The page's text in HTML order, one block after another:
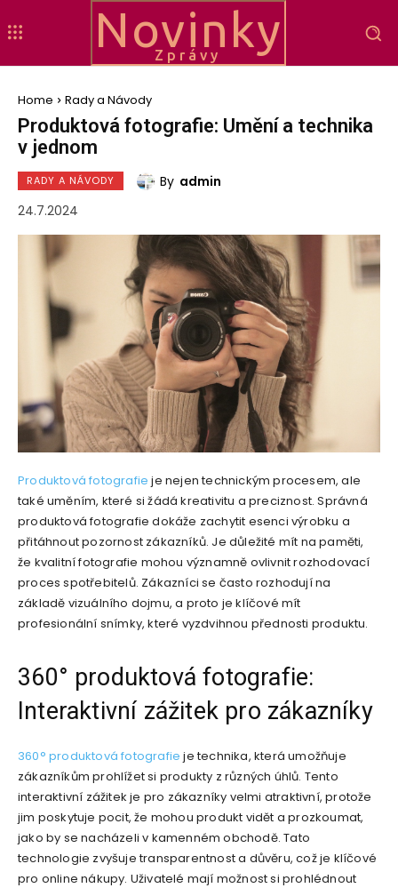
Novinky
Zprávy
Home Rady a Návody
Produktová fotografie: Umění a technika
v jednom
RADY A NÁVODY By admin
24.7.2024
Produktová fotografie je nejen technickým procesem, ale
také uměním, které si žádá kreativitu a preciznost. Správná
produktová fotografie dokáže zachytit esenci výrobku a
přitáhnout pozornost zákazníků. Je důležité mít na paměti,
že kvalitní fotografie mohou významně ovlivnit rozhodovací
proces spotřebitelů. Zákazníci se často rozhodují na
základě vizuálního dojmu, a proto je klíčové mít
profesionální snímky, které vyzdvihnou přednosti produktu.
360° produktová fotografie:
Interaktivní zážitek pro zákazníky
360° produktová fotografie je technika, která umožňuje
zákazníkům prohlížet si produkty z různých úhlů. Tento
interaktivní zážitek je pro zákazníky velmi atraktivní, protože
jim poskytuje pocit, že mohou produkt vidět a prozkoumat,
jako by se nacházeli v kamenném obchodě. Tato
technologie zvyšuje transparentnost a důvěru, což je klíčové
pro online nákupy. Uživatelé mají možnost si prohlédnout